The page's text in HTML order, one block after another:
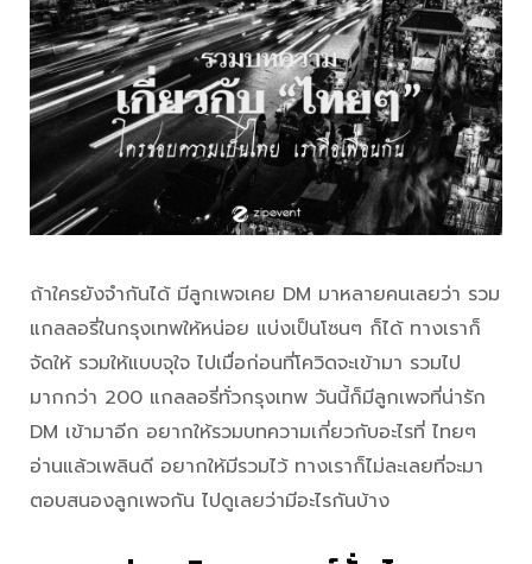
ถ้าใครยังจำกันได้ มีลูกเพจเคย DM มาหลายคนเลยว่า รวม
แกลลอรี่ในกรุงเทพให้หน่อย แบ่งเป็นโซนๆ ก็ได้ ทางเราก็
จัดให้ รวมให้แบบจุใจ ไปเมื่อก่อนที่โควิดจะเข้ามา รวมไป
มากกว่า 200 แกลลอรี่ทั่วกรุงเทพ วันนี้ก็มีลูกเพจที่น่ารัก
DM เข้ามาอีก อยากให้รวมบทความเกี่ยวกับอะไรที่ ไทยๆ
อ่านแล้วเพลินดี อยากให้มีรวมไว้ ทางเราก็ไม่ละเลยที่จะมา
ตอบสนองลูกเพจกัน ไปดูเลยว่ามีอะไรกันบ้าง